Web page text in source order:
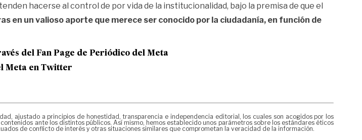
hacerse al control de por vida de la institucionalidad, bajo la premisa de que el
en un valioso aporte que merece ser conocido por la ciudadanía, en función de
del Fan Page de Periódico del Meta
Meta en Twitter
ajustado a principios de honestidad, transparencia e independencia editorial, los cuales son acogidos por los
ante los distintos públicos. Así mismo, hemos establecido unos parámetros sobre los estándares éticos
de conflicto de interés y otras situaciones similares que comprometan la veracidad de la información.